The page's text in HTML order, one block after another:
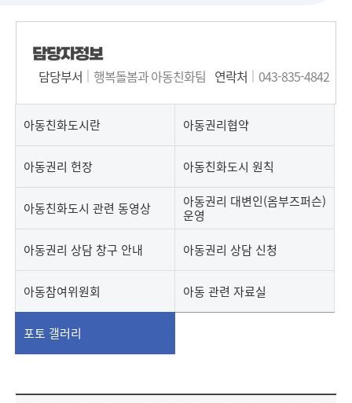
담당자정보
담당부서
행복돌봄과 아동친화팀 연락처 043-835-4842
아동친화도시란 아동권리협약
아동권리 헌장 아동친화도시 원칙
아동친화도시 관련 동영상
아동권리 대변인(옴부즈퍼슨)
운영
아동권리 상담 창구 안내
아동권리 상담 신청
아동참여위원회 아동 관련 자료실
포토 갤러리